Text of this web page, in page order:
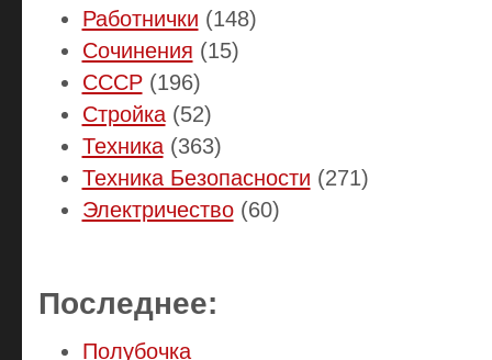
Работнички (148)
Сочинения (15)
СССР(196)
Стройка(52)
Техника(363)
Техника Безопасности (271)
Электричество(60)
Последнее:
Полубочка